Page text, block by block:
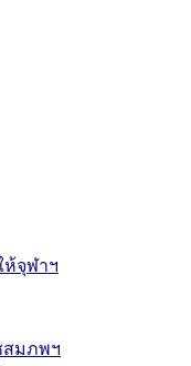
ห้จุฬาฯ
สมภพฯ